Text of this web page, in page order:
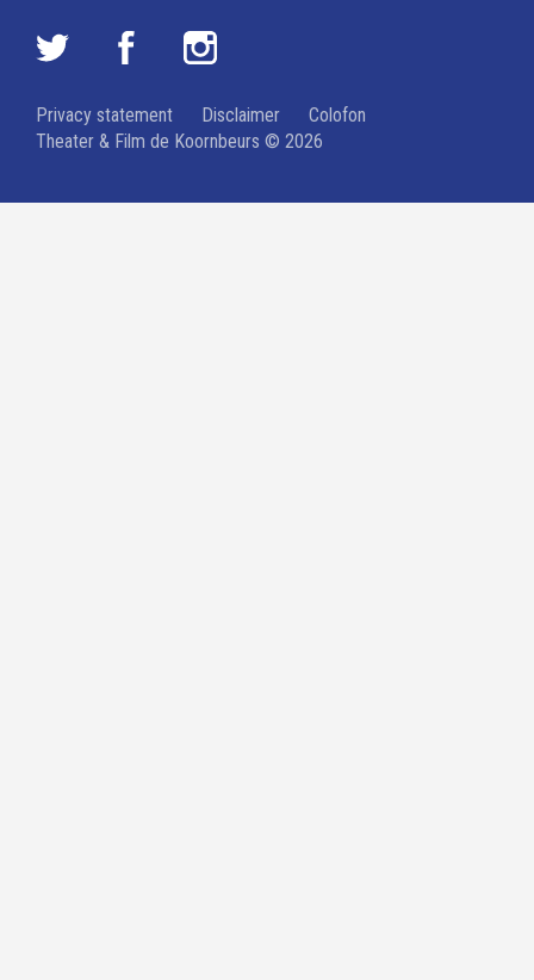
Privacy statement Disclaimer
Colofon
Theater & Film de Koornbeurs © 2026